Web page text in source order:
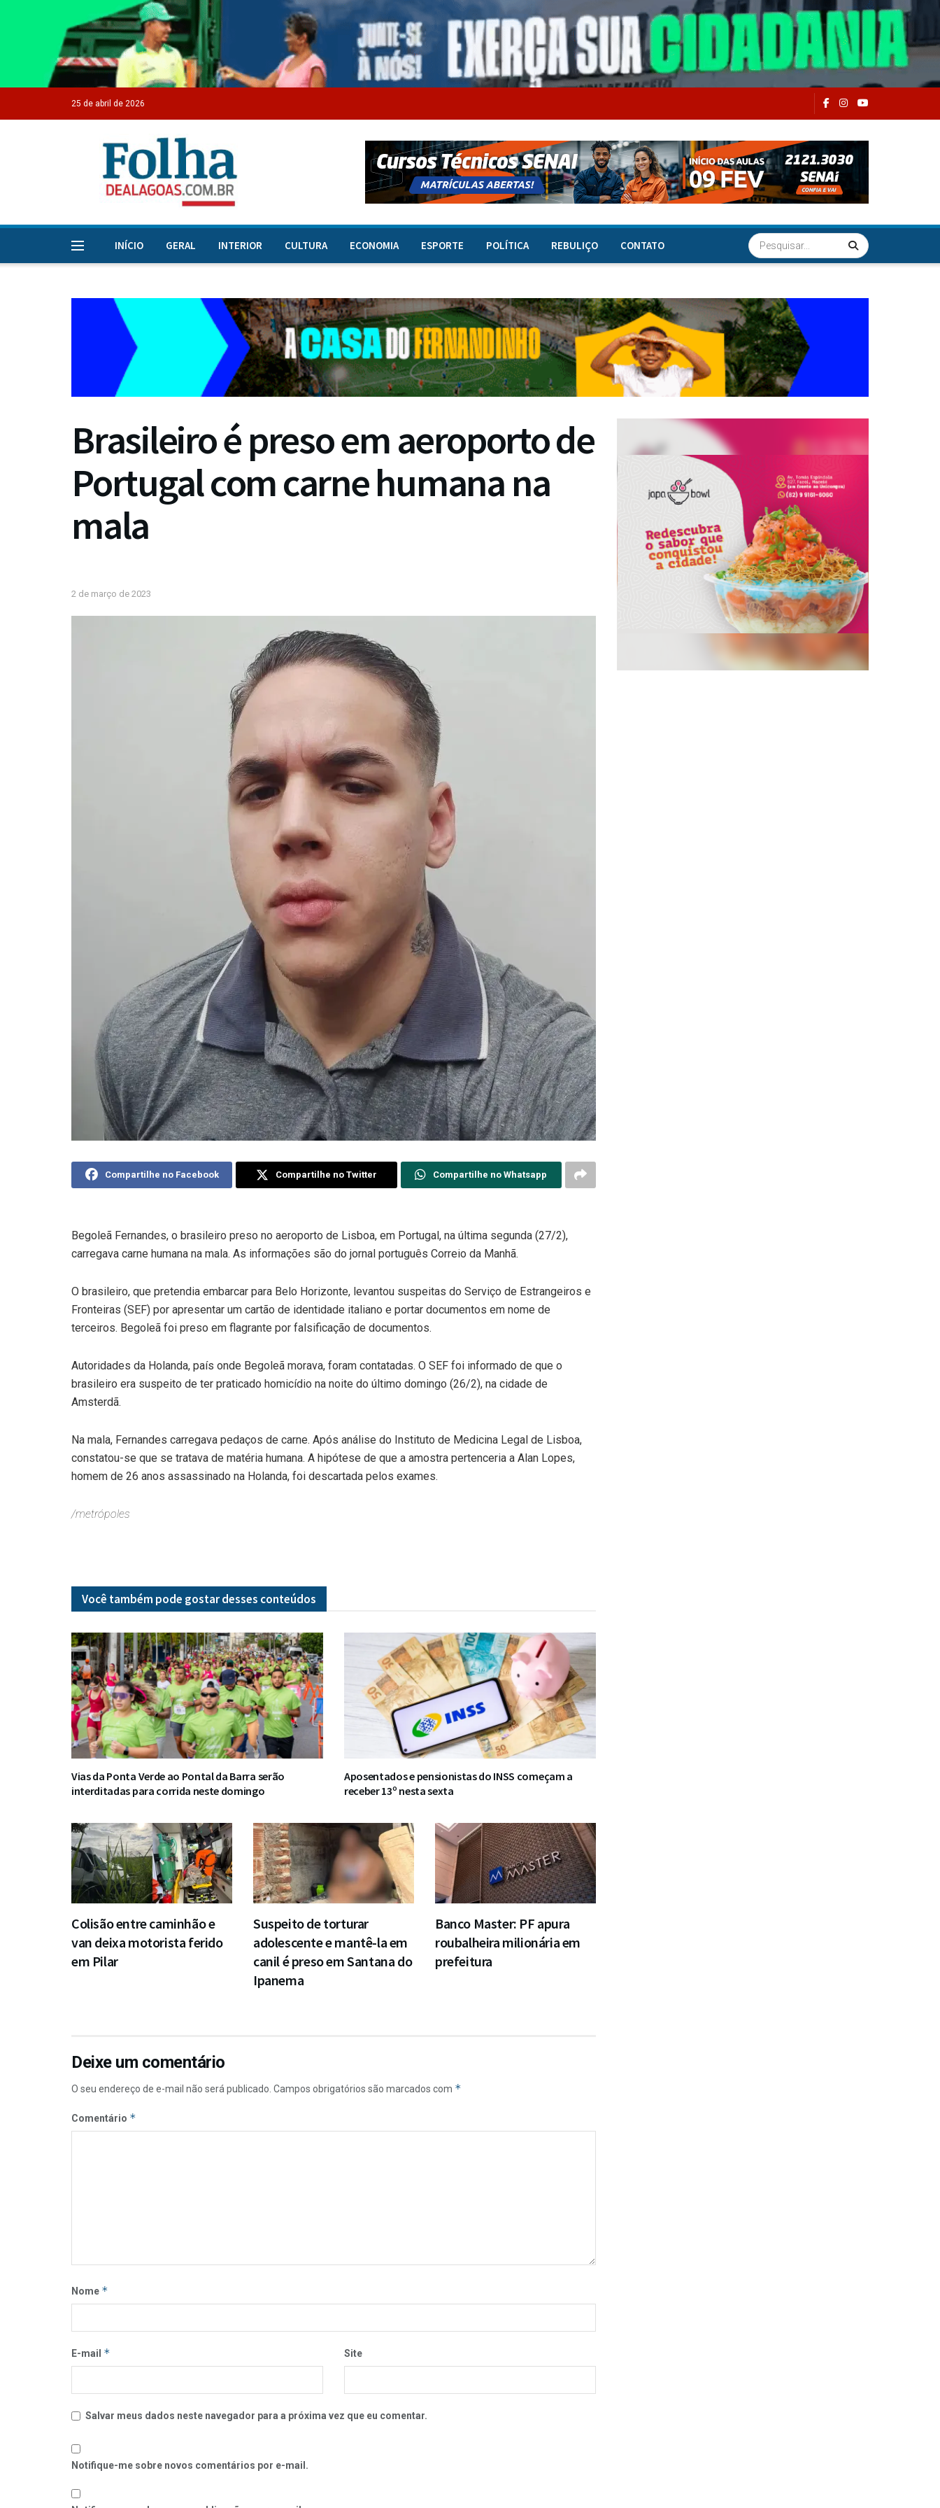
25 de abril de 2026
INÍCIO GERAL INTERIOR CULTURA ECONOMIA ESPORTE POLÍTICA REBULIÇO CONTATO
Brasileiro é preso em aeroporto de
Portugal com carne humana na
mala
2 de março de 2023
Compartilhe no Facebook Compartilhe no Twitter Compartilhe no Whatsapp
Begoleã Fernandes, o brasileiro preso no aeroporto de Lisboa, em Portugal, na última segunda (27/2),
carregava carne humana na mala. As informações são do jornal português Correio da Manhã.
O brasileiro, que pretendia embarcar para Belo Horizonte, levantou suspeitas do Serviço de Estrangeiros e
Fronteiras (SEF) por apresentar um cartão de identidade italiano e portar documentos em nome de
terceiros. Begoleã foi preso em flagrante por falsificação de documentos.
Autoridades da Holanda, país onde Begoleã morava, foram contatadas. O SEF foi informado de que o
brasileiro era suspeito de ter praticado homicídio na noite do último domingo (26/2), na cidade de
Amsterdã.
Na mala, Fernandes carregava pedaços de carne. Após análise do Instituto de Medicina Legal de Lisboa,
constatou-se que se tratava de matéria humana. A hipótese de que a amostra pertenceria a Alan Lopes,
homem de 26 anos assassinado na Holanda, foi descartada pelos exames.
/metrópoles
Você também pode gostar desses conteúdos
Vias da Ponta Verde ao Pontal da Barra serão
interditadas para corrida neste domingo
Aposentados e pensionistas do INSS começam a
receber 13º nesta sexta
Colisão entre caminhão e
van deixa motorista ferido
em Pilar
Suspeito de torturar
adolescente e mantê-la em
canil é preso em Santana do
Ipanema
Banco Master: PF apura
roubalheira milionária em
prefeitura
Deixe um comentário
O seu endereço de e-mail não será publicado. Campos obrigatórios são marcados com *
Comentário *
Nome *
E-mail * Site
Salvar meus dados neste navegador para a próxima vez que eu comentar.
Notifique-me sobre novos comentários por e-mail.